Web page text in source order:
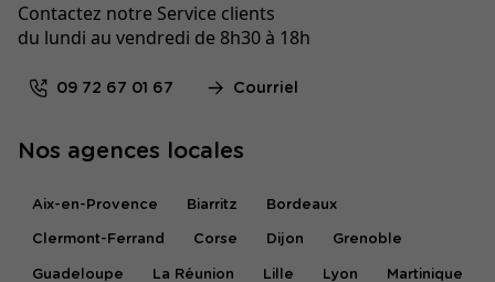
Contactez notre Service clients
du lundi au vendredi de 8h30 à 18h
09 72 67 01 67 Courriel
Nos agences locales
Aix-en-Provence Biarritz Bordeaux
Clermont-Ferrand Corse Dijon Grenoble
Guadeloupe La Réunion Lille Lyon Martinique